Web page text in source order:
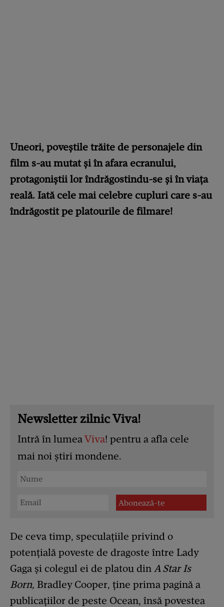
Uneori, poveștile trăite de personajele din
film s-au mutat și în afara ecranului,
protagoniștii lor îndrăgostindu-se și în viața
reală. Iată cele mai celebre cupluri care s-au
îndrăgostit pe platourile de filmare!
Newsletter zilnic Viva!
Intră în lumeaViva! pentru a afla cele
mai noi știri mondene.
De ceva timp, speculațiile privind o
potențială poveste de dragoste între Lady
Gaga și colegul ei de platou din A Star Is
Born, Bradley Cooper, ține prima pagină a
publicațiilor de peste Ocean, însă povestea